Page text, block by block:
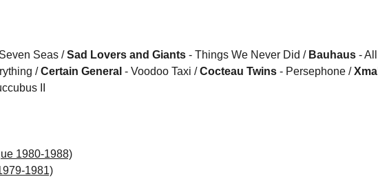
Seas /Sad Lovers and Giants - Things We Never Did / Bauhaus - All
/Certain General - Voodoo Taxi /Cocteau Twins - Persephone /Xmal
II
1980-1988)
1981)